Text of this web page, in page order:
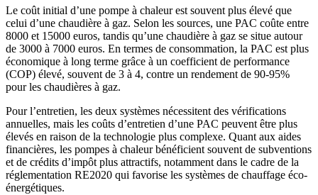
Le coût initial d’une pompe à chaleur est souvent plus élevé que
celui d’une chaudière à gaz. Selon les sources, une PAC coûte entre
8000 et 15000 euros, tandis qu’une chaudière à gaz se situe autour
de 3000 à 7000 euros. En termes de consommation, la PAC est plus
économique à long terme grâce à un coefficient de performance
(COP) élevé, souvent de 3 à 4, contre un rendement de 90-95%
pour les chaudières à gaz.
Pour l’entretien, les deux systèmes nécessitent des vérifications
annuelles, mais les coûts d’entretien d’une PAC peuvent être plus
élevés en raison de la technologie plus complexe. Quant aux aides
financières, les pompes à chaleur bénéficient souvent de subventions
et de crédits d’impôt plus attractifs, notamment dans le cadre de la
réglementation RE2020 qui favorise les systèmes de chauffage éco-
énergétiques.